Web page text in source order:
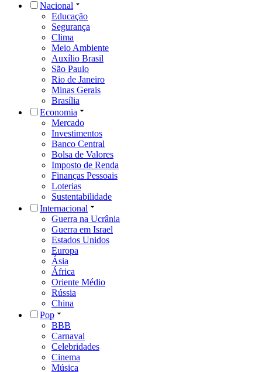
Nacional
Educação
Segurança
Clima
Meio Ambiente
Auxílio Brasil
São Paulo
Rio de Janeiro
Minas Gerais
Brasília
Economia
Mercado
Investimentos
Banco Central
Bolsa de Valores
Imposto de Renda
Finanças Pessoais
Loterias
Sustentabilidade
Internacional
Guerra na Ucrânia
Guerra em Israel
Estados Unidos
Europa
Ásia
África
Oriente Médio
Rússia
China
Pop
BBB
Carnaval
Celebridades
Cinema
Música